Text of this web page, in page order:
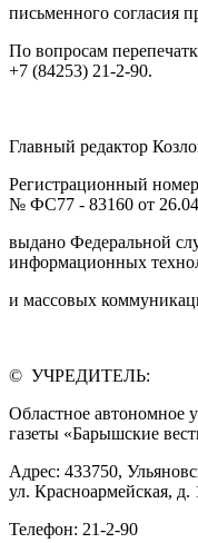
письменного согласия
По вопросам
+7 (84253) 21-2-90.
Главный редактор
Регистрационный
№ ФС77 - 83160 от
выдано Федеральной
информационных
и массовых
© УЧРЕДИТЕЛЬ:
Областное автономное
газеты «Барышские
Адрес: 433750,
ул. Красноармейская, д.
Телефон: 21-2-90